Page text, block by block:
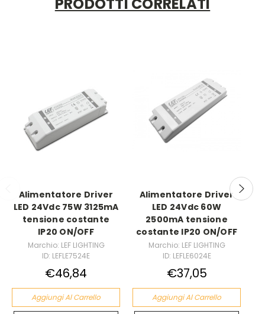
Alimentatore Driver
LED 24Vdc 75W 3125mA
tensione costante
IP20 ON/OFF
Marchio: LEF LIGHTING
ID: LEFLE7524E
€46,84
Aggiungi Al Carrello
Alimentatore Driver
LED 24Vdc 60W
2500mA tensione
costante IP20 ON/OFF
Marchio: LEF LIGHTING
ID: LEFLE6024E
€37,05
Aggiungi Al Carrello